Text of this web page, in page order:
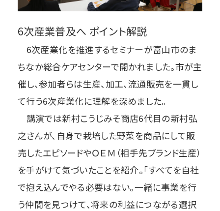
6次産業普及へ ポイント解説
6次産業化を推進するセミナーが富山市のま
ちなか総合ケアセンターで開かれました。市が主
催し、参加者らは生産、加工、流通販売を一貫し
て行う6次産業化に理解を深めました。
講演では新村こうじみそ商店6代目の新村弘
之さんが、自身で栽培した野菜を商品にして販
売したエピソードやＯＥＭ（相手先ブランド生産）
を手がけて気づいたことを紹介。「すべてを自社
で抱え込んでやる必要はない。一緒に事業を行
う仲間を見つけて、将来の利益につながる選択